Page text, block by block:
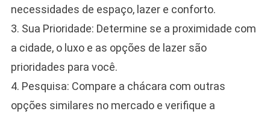
necessidades de espaço, lazer e conforto.
3. Sua Prioridade: Determine se a proximidade com
a cidade, o luxo e as opções de lazer são
prioridades para você.
4. Pesquisa: Compare a chácara com outras
opções similares no mercado e verifique a